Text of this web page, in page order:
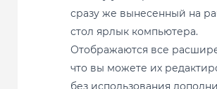
сразу же вынесенный на
стол ярлык компьютера.
Отображаются все
что вы можете их
без использования